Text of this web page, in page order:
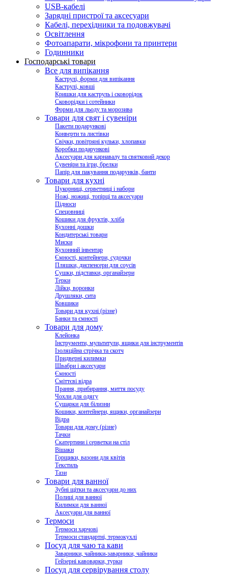
USB-кабелі
Зарядні пристрої та аксесуари
Кабелі, перехідники та подовжувачі
Освітлення
Фотоапарати, мікрофони та принтери
Годинники
Господарські товари
Все для випікання
Каструлі, форми для випікання
Каструлі, ковші
Кришки для каструль і сковорідок
Сковорідки і сотейники
Форми для льоду та морозива
Товари для свят і сувеніри
Пакети подарункові
Конверти та листівки
Свічки, повітряні кульки, хлопавки
Коробки подарункові
Аксесуари для карнавалу та святковий декор
Сувеніри та ігри, брелки
Папір для пакування подарунків, банти
Товари для кухні
Цукорниці, серветниці і набори
Ножі, ножиці, топірці та аксесуари
Підноси
Спецовниці
Кошики для фруктів, хліба
Кухонні дошки
Кондитерські товари
Миски
Кухонний інвентар
Ємності, контейнери, судочки
Пляшки, диспенсери для соусів
Сушки, підставки, органайзери
Терки
Лійки, воронки
Друшляки, сита
Ковшики
Товари для кухні (різне)
Банки та ємності
Товари для дому
Клейонка
Інструменти, мультитули, ящики для інструментів
Ізоляційна стрічка та скотч
Придверні килимки
Швабри і аксесуари
Ємності
Сміттєві відра
Прання, прибирання, миття посуду
Чохли для одягу
Сушарки для білизни
Кошики, контейнери, ящики, органайзери
Відра
Товари для дому (різне)
Тачки
Скатертини і серветки на стіл
Вішаки
Горщики, вазони для квітів
Текстиль
Тази
Товари для ванної
Зубні щітки та аксесуари до них
Полиці для ванної
Килимки для ванної
Аксесуари для ванної
Термоси
Термоси харчові
Термоси стандартні, термокухлі
Посуд для чаю та кави
Заварники, чайники-заварники, чайники
Гейзерні кавоварки, турки
Посуд для сервірування столу